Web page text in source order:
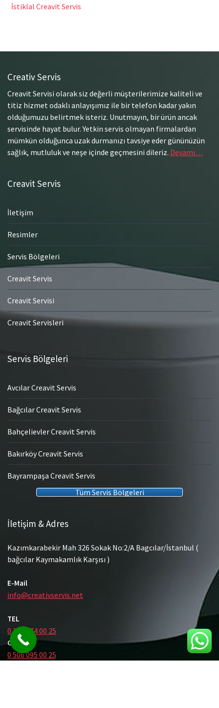
İstiklal Creavit Servis
Creativ Servis
Creavit Servisi olarak siz değerli müşterilerimize kaliteli ve
titiz hizmet odaklı anlayışımız ile bir telefon kadar yakın
olduğumuzu belirtmek isteriz. Unutmayın, bir ürün ancak
servisinde hayat bulur. Yetkin servis olmayan firmalardan
mümkün olduğunca uzak durmanızı tavsiye eder gününüzün
sağlık, mutluluk ve neşe içinde geçmesini dileriz. Devamı…
Creavit Servis
İletişim
Resimler
Servis Bölgeleri
Creavit Servis
Creavit Servisi
Creavit Servisleri
Servis Bölgeleri
Avcılar Creavit Servis
Bağcılar Creavit Servis
Bahçelievler Creavit Servis
Bakırköy Creavit Servis
Bayrampaşa Creavit Servis
Tüm Servis Bölgeleri
İletişim & Adres
Kazımkarabekir Mah 326 Sokak No:2/A Bagcılar/İstanbul (
bağcılar Kaymakamlık Karşısı )
E-Mail
info@creativservis.net
TEL
0 212 474 00 25
GSM
0 506 095 00 25